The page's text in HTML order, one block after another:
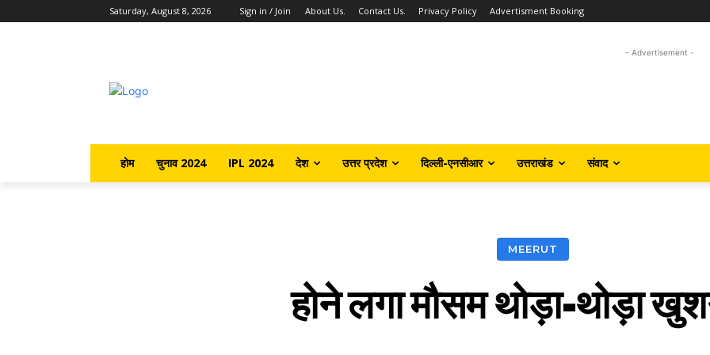
Saturday, August 8, 2026 Sign in / Join About Us. Contact Us. Privacy Policy Advertisment Booking
- Advertisement -
होम चुनाव 2024 IPL 2024 देश उत्तर प्रदेश दिल्ली-एनसीआर उत्तराखंड संवाद
MEERUT
होने लगा मौसम थोड़ा-थोड़ा